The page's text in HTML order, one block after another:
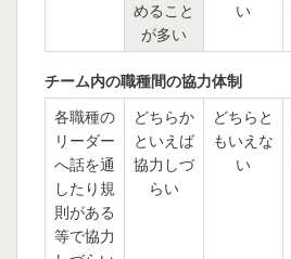
めること
が多い
い
チーム内の職種間の協力体制
各職種の
リーダー
へ話を通
したり規
則がある
等で協力
どちらか
といえば
協力しづ
らい
どちらと
もいえな
い